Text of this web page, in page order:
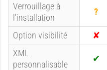
c
o
n
n
u
Verrouillage à
l'installation
n
c
o
Option visibilité
N
o
XML
personnalisable